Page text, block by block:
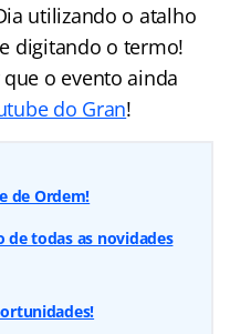
utilizando o atalho
digitando o termo!
o evento ainda
do Gran!
de Ordem!
de todas as novidades